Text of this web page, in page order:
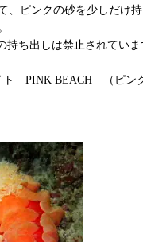
、ピンクの砂を少しだけ
持ち出しは禁止されていま
PINK BEACH （ピンク